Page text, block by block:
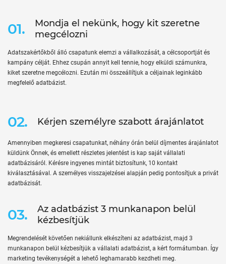
01.
Mondja el nekünk, hogy kit szeretne
megcélozni
Adatszakértőkből álló csapatunk elemzi a vállalkozását, a célcsoportját és
kampány célját. Ehhez csupán annyit kell tennie, hogy elküldi számunkra,
kiket szeretne megcélozni. Ezután mi összeállítjuk a céljainak leginkább
megfelelő adatbázist.
02. Kérjen személyre szabott árajánlatot
Amennyiben megkeresi csapatunkat, néhány órán belül díjmentes árajánlatot
küldünk Önnek, és emellett részletes jelentést is kap saját vállalati
adatbázisáról. Kérésre ingyenes mintát biztosítunk, 10 kontakt
kiválasztásával. A személyes visszajelzései alapján pedig pontosítjuk a privát
adatbázisát.
03.
Az adatbázist 3 munkanapon belül
kézbesítjük
Megrendelését követően nekiállunk elkészíteni az adatbázist, majd 3
munkanapon belül kézbesítjük a vállalati adatbázist, a kért formátumban. Így
marketing tevékenységét a lehető leghamarabb kezdheti meg.